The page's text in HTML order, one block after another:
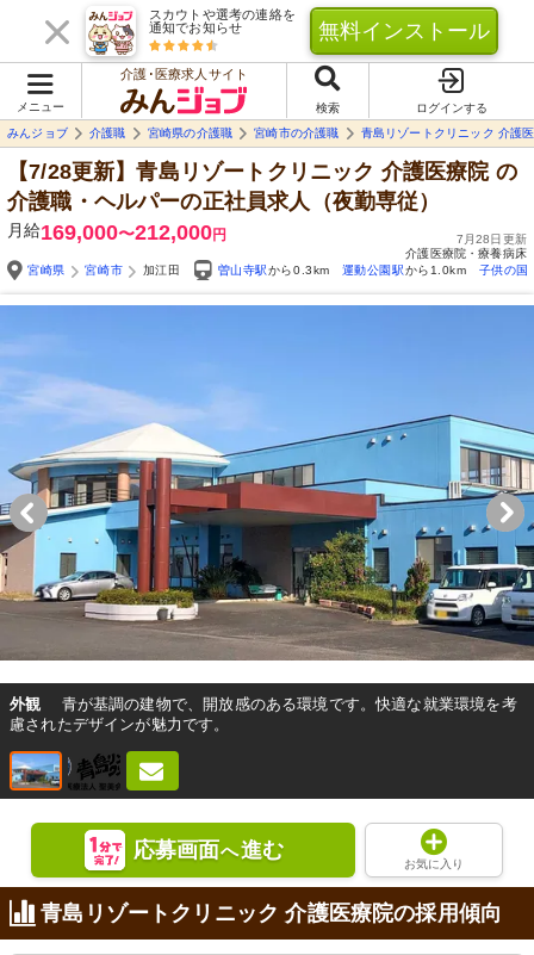
スカウトや選考の連絡を
通知でお知らせ
無料インストール
メニュー
介護･医療求人サイト
検索
ログインする
みんジョブ
介護職 宮崎県の介護職 宮崎市の介護職 青島リゾートクリニック 介護
【7/28更新】青島リゾートクリニック 介護医療院の
介護職・ヘルパーの正社員求人（夜勤専従）
月給169,000〜212,000円
7月28日更新
介護医療院・療養病床
宮崎県
宮崎市 加江田 曽山寺駅から0.3km 運動公園駅から1.0km 子供の国
外観
青が基調の建物で、開放感のある環境です。快適な就業環境を考
慮されたデザインが魅力です。
応募画面へ進む
お気に入り
青島リゾートクリニック 介護医療院の採用傾向